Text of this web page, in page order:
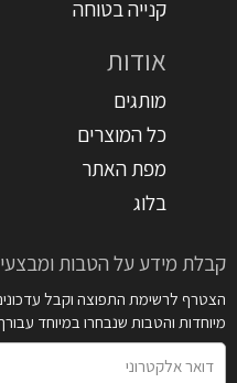
קנייה בטוחה
אודות
מותגים
כל המוצרים
מפת האתר
בלוג
קבלת מידע על הטבות
הצטרף לרשימת התפוצה וקבל
מיוחדות והטבות שנבחרו במיוחד
אלקטרוני